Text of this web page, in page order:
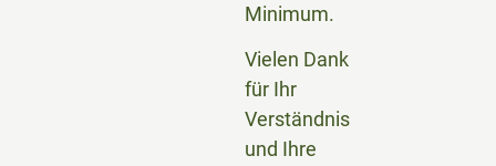
Minimum.
Vielen Dank
für Ihr
Verständnis
und Ihre